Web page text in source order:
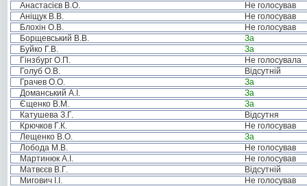
Анастасієв В.О.
Не голосував
Аніщук В.В.
Не голосував
Блохін О.В.
Не голосував
Борщевський В.В.
За
Буйко Г.В.
За
Гінзбург О.П.
Не голосувала
Голуб О.В.
Відсутній
Грачев О.О.
За
Доманський А.І.
За
Єщенко В.М.
За
Катушева З.Г.
Відсутня
Крючков Г.К.
Не голосував
Лещенко В.О.
За
Лобода М.В.
Не голосував
Мартинюк А.І.
Не голосував
Матвєєв В.Г.
Відсутній
Мигович І.І.
Не голосував